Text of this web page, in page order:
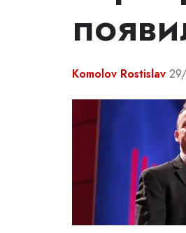
Komolov Rostislav